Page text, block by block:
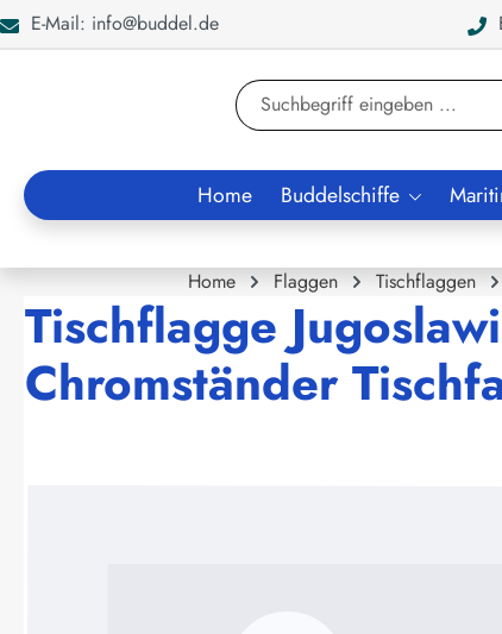
Zur Suche springen
E-Mail: info@buddel.de
Home Buddelschiffe
Home Flaggen Tischflaggen
Tischflagge
Chromständer